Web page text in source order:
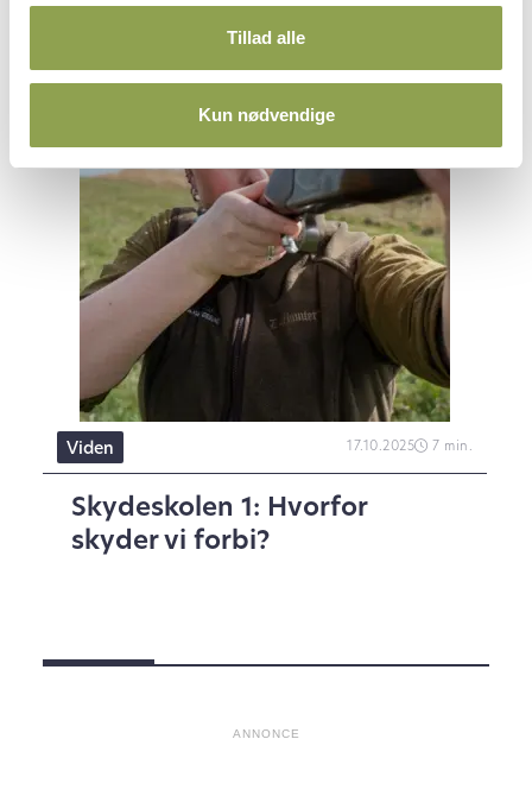
Tillad alle
Kun nødvendige
Viden 17.10.2025 7 min.
Skydeskolen 1: Hvorfor
skyder vi forbi?
ANNONCE